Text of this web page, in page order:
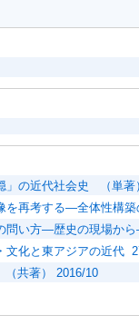
」の近代社会史 （単著
を再考する―全体性構
問い方―歴史の現場か
文化と東アジアの近代
共著） 2016/10